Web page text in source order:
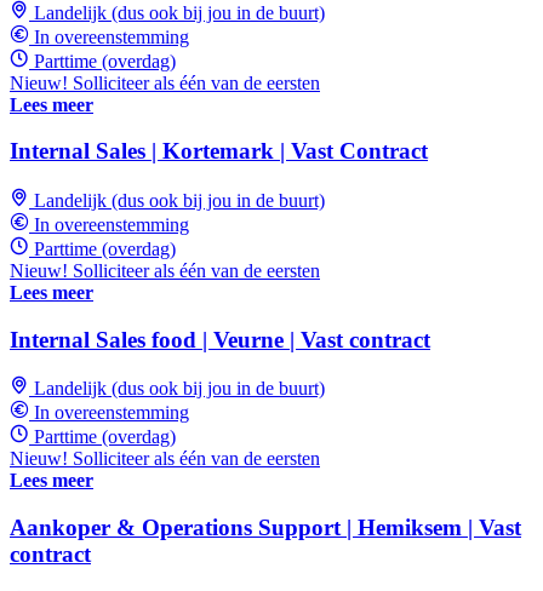
Landelijk (dus ook bij jou in de buurt)
In overeenstemming
Parttime (overdag)
Nieuw! Solliciteer als één van de eersten
Lees meer
Internal Sales | Kortemark | Vast Contract
Landelijk (dus ook bij jou in de buurt)
In overeenstemming
Parttime (overdag)
Nieuw! Solliciteer als één van de eersten
Lees meer
Internal Sales food | Veurne | Vast contract
Landelijk (dus ook bij jou in de buurt)
In overeenstemming
Parttime (overdag)
Nieuw! Solliciteer als één van de eersten
Lees meer
Aankoper & Operations Support | Hemiksem | Vast
contract